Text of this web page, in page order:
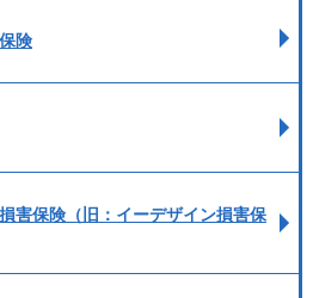
険
害保険（旧：イーデザイン損害保